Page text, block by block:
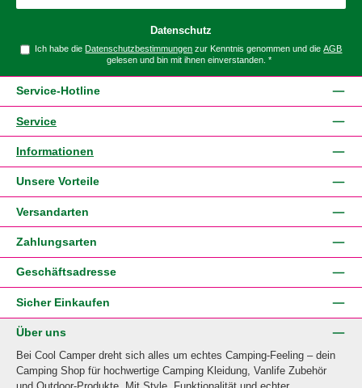
Datenschutz
Ich habe dieDatenschutzbestimmungen zur Kenntnis genommen und dieAGB
gelesen und bin mit ihnen einverstanden. *
Service-Hotline
Service
Informationen
Unsere Vorteile
Versandarten
Zahlungsarten
Geschäftsadresse
Sicher Einkaufen
Über uns
Bei Cool Camper dreht sich alles um echtes Camping-Feeling – dein
Camping Shop für hochwertige Camping Kleidung, Vanlife Zubehör